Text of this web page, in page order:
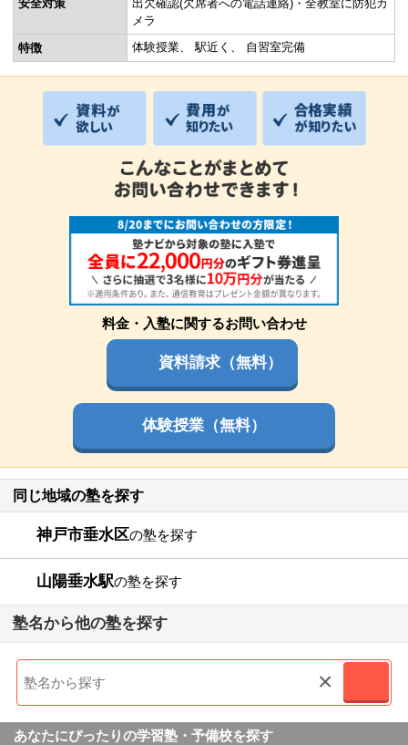
安全対策
出欠確認(欠席者への電話連絡)・全教室に防犯カ
メラ
特徴
体験授業 駅近く 自習室完備
料金・入塾に関するお問い合わせ
資料請求（無料）
体験授業（無料）
同じ地域の塾を探す
神戸市垂水区の塾を探す
山陽垂水駅の塾を探す
塾名から他の塾を探す
×
あなたにぴったりの学習塾・予備校を探す